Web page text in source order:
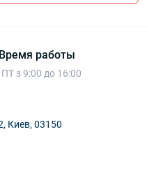
Время работы
з 9:00 до 16:00
Киев, 03150